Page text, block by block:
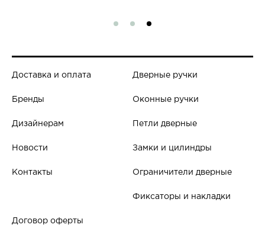
Доставка и оплата
Бренды
Дизайнерам
Новости
Контакты
Дверные ручки
Оконные ручки
Петли дверные
Замки и цилиндры
Ограничители дверные
Фиксаторы и накладки
Договор оферты